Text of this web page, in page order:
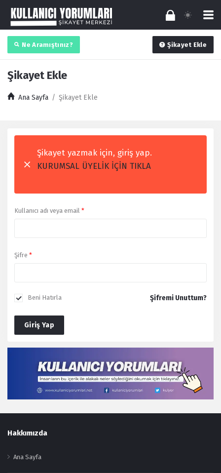
Ne Aramıştınız? Şikayet Ekle
Şikayet Ekle
Ana Sayfa / Şikayet Ekle
Şikayet yazmak için, giriş yap.
KURUMSAL ÜYELİK İÇİN TIKLA
Kullanıcı adı veya email *
Şifre *
Beni Hatırla Şifremi Unuttum?
Giriş Yap
Footer
Hakkımızda
Ana Sayfa